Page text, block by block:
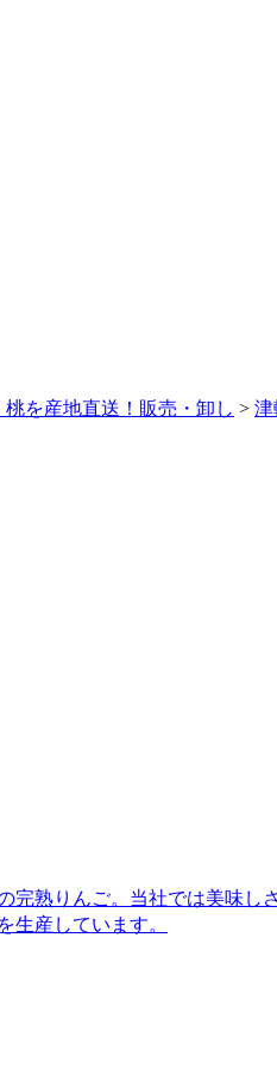
を産地直送！販売・卸し > 津
完熟りんご。当社では美味し
生産しています。